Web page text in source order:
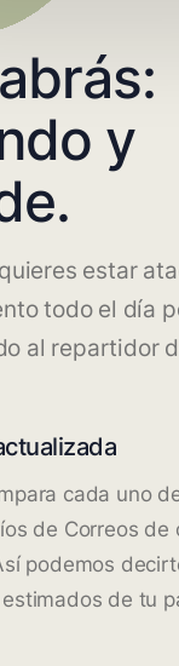
y
estar
todo el día
al repartidor
cada uno
de Correos de
podemos
de tu